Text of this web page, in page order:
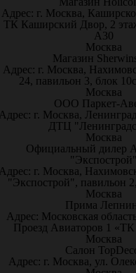
Адрес: г. Москва,
ТК Каширский Двор, 2
А30
Москва
Магазин
Адрес: г. Москва,
24, павильон 3, блок
Москва
ООО Паркет-
г. Москва,
ДТЦ
Москва
Официальный дилер
"Экспострой"
г. Москва,
"Экспострой", павильон
Москва
Прима
Адрес: Московская
Проезд Авиаторов 1
Москва
Салон
Адрес: г. Москва, ул.